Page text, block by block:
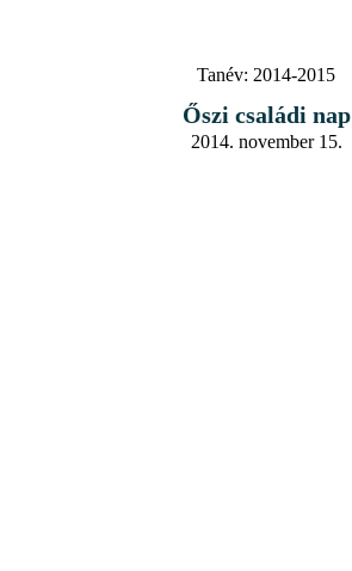
Tanév: 2014-2015
Őszi családi nap
2014. november 15.